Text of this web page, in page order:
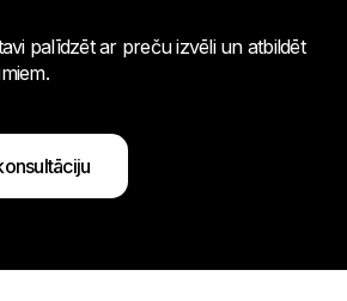
palīdzēt ar preču izvēli un atbildēt